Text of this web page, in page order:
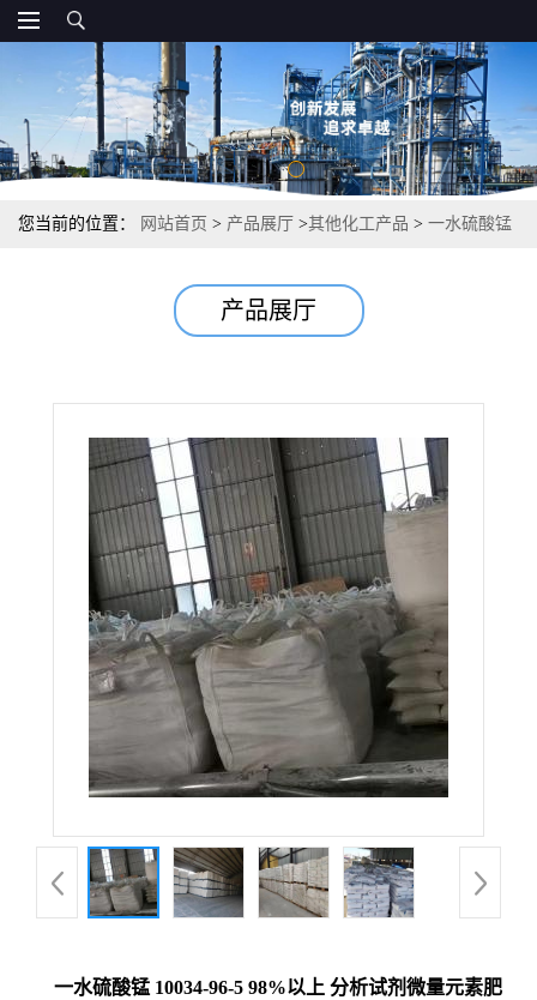
您当前的位置： 网站首页 > 产品展厅 >其他化工产品 > 一水硫酸锰
产品展厅
一水硫酸锰 10034-96-5 98%以上 分析试剂微量元素肥